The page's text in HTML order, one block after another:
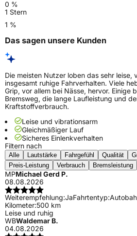
0 %
1 Stern
1 %
Das sagen unsere Kunden
Die meisten Nutzer loben das sehr leise,
insgesamt ruhige Fahrverhalten. Viele
Grip, vor allem bei Nässe, hervor. Einige
Bremsweg, die lange Laufleistung und
Kraftstoffverbrauch.
Leise und vibrationsarm
Gleichmäßiger Lauf
Sicheres Einlenkverhalten
Filtern nach
Alle Lautstärke Fahrgefühl Qualität
Preis-Leistung
Verbrauch Bremsleistung
MPMichael Gerd P.
08.08.2026
Weiterempfehlung:JaFahrtentyp:
Kilometer:500 km
Leise und ruhig
WBWaldemar B.
04.08.2026